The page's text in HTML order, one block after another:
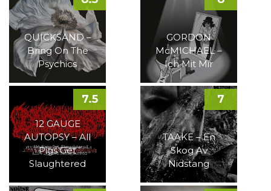
QUICKSAND –
Bring On The
Psychics
GORDON
McMICHAEL –
Ich Mit Mir
12 GAUGE
AUTOPSY – All
Pigs Get
Slaughtered
7.5
TAAKE – En
Skog Av
Nidstang
7